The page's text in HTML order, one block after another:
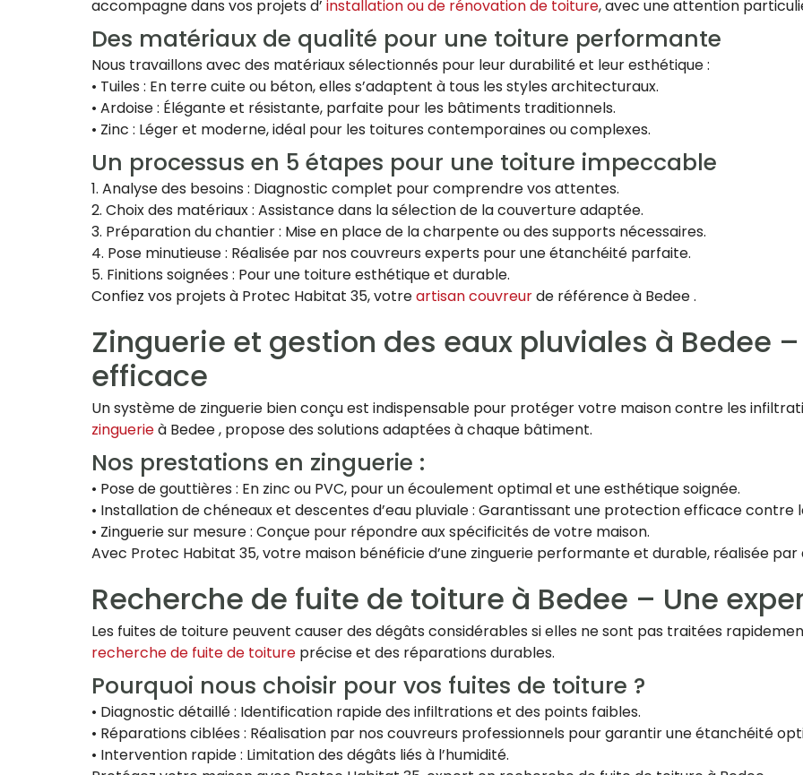
accompagne dans vos projets d’ installation ou de rénovation de toiture, avec une attention
Des matériaux de qualité pour une toiture performante
Nous travaillons avec des matériaux sélectionnés pour leur durabilité et leur esthétique :
• Tuiles : En terre cuite ou béton, elles s’adaptent à tous les styles architecturaux.
• Ardoise : Élégante et résistante, parfaite pour les bâtiments traditionnels.
• Zinc : Léger et moderne, idéal pour les toitures contemporaines ou complexes.
Un processus en 5 étapes pour une toiture impeccable
1. Analyse des besoins : Diagnostic complet pour comprendre vos attentes.
2. Choix des matériaux : Assistance dans la sélection de la couverture adaptée.
3. Préparation du chantier : Mise en place de la charpente ou des supports nécessaires.
4. Pose minutieuse : Réalisée par nos couvreurs experts pour une étanchéité parfaite.
5. Finitions soignées : Pour une toiture esthétique et durable.
Confiez vos projets à Protec Habitat 35, votreartisan couvreurde référence à Bedee .
Zinguerie et gestion des eaux pluviales à Bedee
efficace
Un système de zinguerie bien conçu est indispensable pour protéger votre maison contre les
zinguerieà Bedee , propose des solutions adaptées à chaque bâtiment.
Nos prestations en zinguerie :
• Pose de gouttières : En zinc ou PVC, pour un écoulement optimal et une esthétique soignée.
• Installation de chéneaux et descentes d’eau pluviale : Garantissant une protection efficace contre
• Zinguerie sur mesure : Conçue pour répondre aux spécificités de votre maison.
Avec Protec Habitat 35, votre maison bénéficie d’une zinguerie performante et durable, réalisée par
Recherche de fuite de toiture à Bedee – Une
Les fuites de toiture peuvent causer des dégâts considérables si elles ne sont pas traitées
recherche de fuite de toiture précise et des réparations durables.
Pourquoi nous choisir pour vos fuites de toiture ?
• Diagnostic détaillé : Identification rapide des infiltrations et des points faibles.
• Réparations ciblées : Réalisation par nos couvreurs professionnels pour garantir une étanchéité
• Intervention rapide : Limitation des dégâts liés à l’humidité.